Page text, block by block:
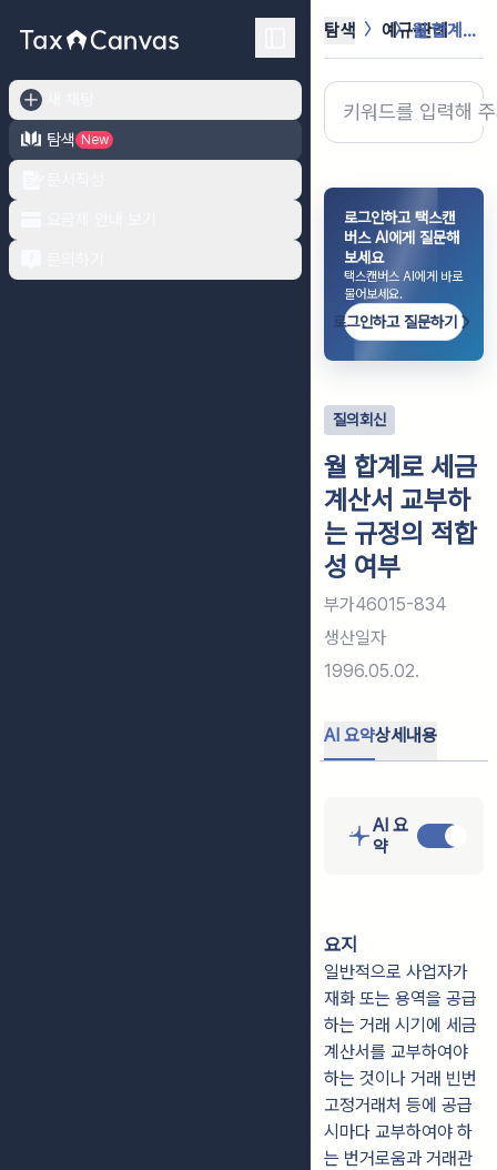
탐색
New
탐색 예규·판례 월 합계로 세금계산서 교부하는 규정의...
로그인하고 택스캔
버스 AI에게 질문해
보세요
택스캔버스 AI에게 바로
물어보세요.
로그인하고 질문하기
질의회신
월 합계로 세금
계산서 교부하
는 규정의 적합
성 여부
부가46015-834
생산일자
1996.05.02.
AI 요약상세내용
AI 요
약
요지
일반적으로 사업자가
재화 또는 용역을 공급
하는 거래 시기에 세금
계산서를 교부하여야
하는 것이나 거래 빈번
고정거래처 등에 공급
시마다 교부하여야 하
는 번거로움과 거래관